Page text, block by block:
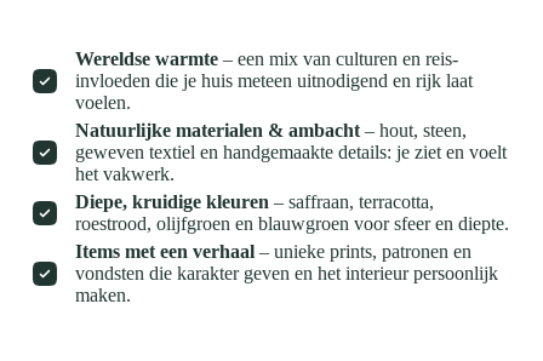
Wereldse warmte– een mix van culturen en reis-
invloeden die je huis meteen uitnodigend en rijk laat
voelen.
Natuurlijke materialen & ambacht– hout, steen,
geweven textiel en handgemaakte details: je ziet en voelt
het vakwerk.
Diepe, kruidige kleuren – saffraan, terracotta,
roestrood, olijfgroen en blauwgroen voor sfeer en diepte.
Items met een verhaal– unieke prints, patronen en
vondsten die karakter geven en het interieur persoonlijk
maken.